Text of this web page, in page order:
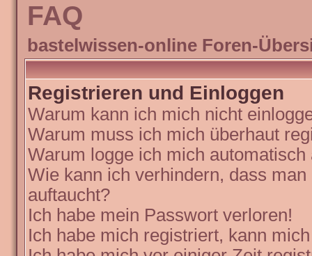
FAQ
bastelwissen-online Foren-
Registrieren und Einloggen
Warum kann ich mich nicht
Warum muss ich mich überhaut
Warum logge ich mich automatisch
Wie kann ich verhindern, dass
auftaucht?
Ich habe mein Passwort verloren!
Ich habe mich registriert, kann